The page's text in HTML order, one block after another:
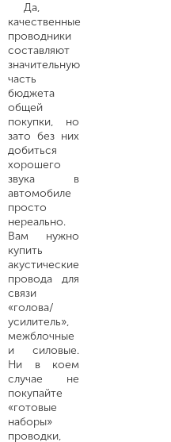
Да,
качественные
проводники
составляют
значительную
часть
бюджета
общей
покупки, но
зато без них
добиться
хорошего
звука в
автомобиле
просто
нереально.
Вам нужно
купить
акустические
провода для
связи
«голова/
усилитель»,
межблочные
и силовые.
Ни в коем
случае не
покупайте
«готовые
наборы»
проводки,